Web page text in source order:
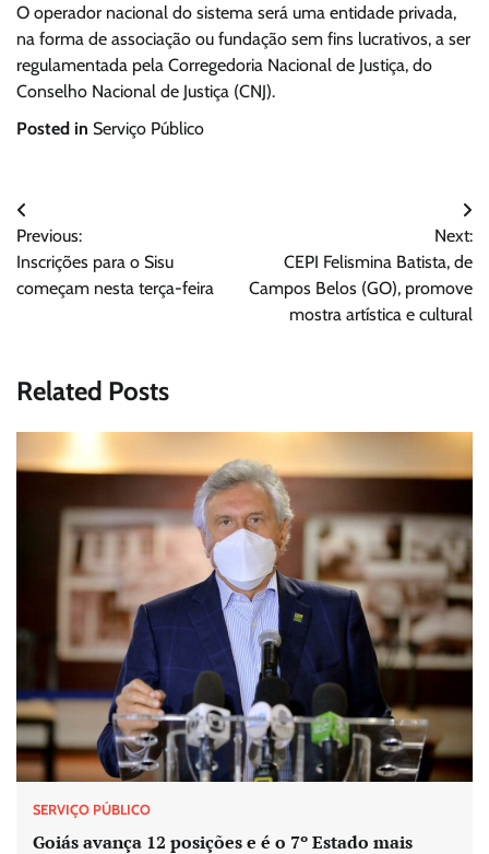
O operador nacional do sistema será uma entidade privada,
na forma de associação ou fundação sem fins lucrativos, a ser
regulamentada pela Corregedoria Nacional de Justiça, do
Conselho Nacional de Justiça (CNJ).
Posted in Serviço Público
Navegação
de
Post
Previous:
Inscrições para o Sisu
começam nesta terça-feira
Next:
CEPI Felismina Batista, de
Campos Belos (GO), promove
mostra artística e cultural
Related Posts
SERVIÇO PÚBLICO
Goiás avança 12 posições e é o 7º Estado mais